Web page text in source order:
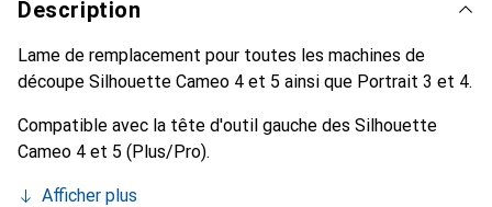
Description
Lame de remplacement pour toutes les machines de
découpe Silhouette Cameo 4 et 5 ainsi que Portrait 3 et 4.
Compatible avec la tête d'outil gauche des Silhouette
Cameo 4 et 5 (Plus/Pro).
Afficher plus